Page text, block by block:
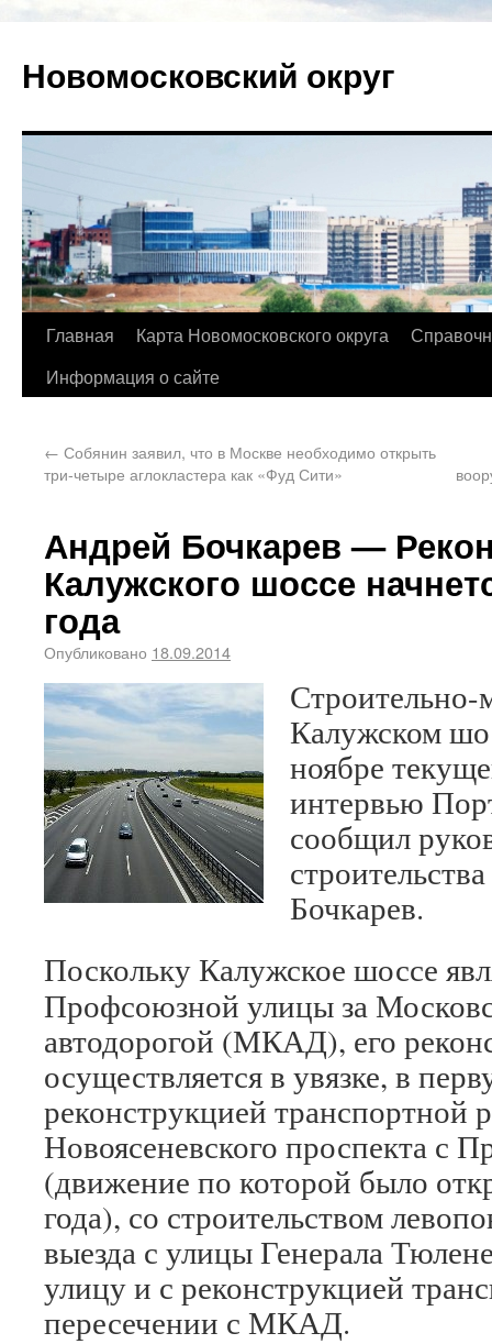
Новомосковский округ
Главная Карта Новомосковского округа
Информация о сайте
← Собянин заявил, что в Москве необходимо открыть
три-четыре аглокластера как «Фуд Сити»
Андрей Бочкарев —
Калужского шоссе
года
Опубликовано 18.09.2014
Калужском
ноябре
интервью
сообщил
Бочкарев.
Поскольку Калужское шоссе
Профсоюзной улицы за
автодорогой (МКАД), его
осуществляется в увязке, в
реконструкцией транспортной
Новоясеневского проспекта с
(движение по которой было
года), со строительством
выезда с улицы Генерала
улицу и с реконструкцией
пересечении с МКАД.